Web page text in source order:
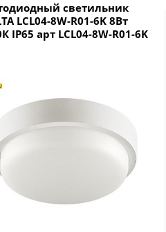
светильник
LCL04-8W-R01-6K 8Вт
IP65 арт LCL04-8W-R01-6K